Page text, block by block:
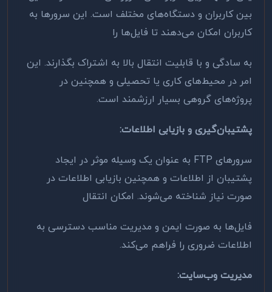
بین کاربران و دستگاه‌های مختلف است. این سرورها به
کاربران امکان می‌دهند تا فایل‌ها را
به سادگی و با قابلیت انتقال بالا به اشتراک بگذارند. این
امر در محیط‌های کاری یا تحصیلی و همچنین در
پروژه‌های گروهی بسیار ارزشمند است.
پشتیبان‌گیری و بازیابی اطلاعات:
سرورهای FTP به عنوان یک وسیله موثر در ایجاد
پشتیبان از اطلاعات و همچنین بازیابی اطلاعات در
صورت نیاز شناخته می‌شوند. امکان انتقال
فایل‌ها به صورت ایمن و مدیریت مناسب دسترسی به
اطلاعات ضروری را فراهم می‌کند.
مدیریت وب‌سایت: